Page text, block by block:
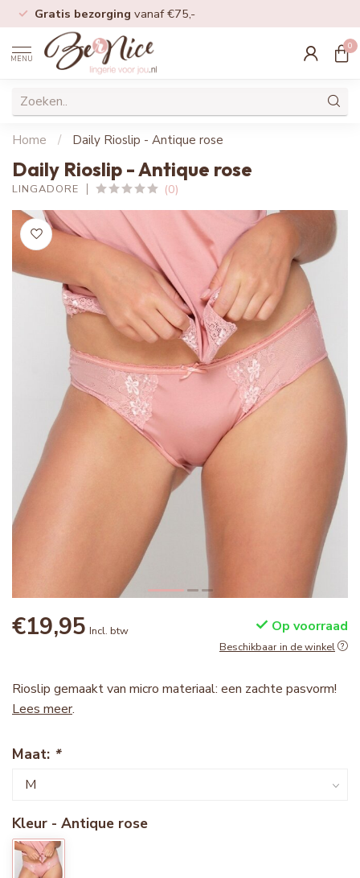
Gratis bezorging vanaf €75,-
MENU
0
Home / Daily Rioslip - Antique rose
Daily Rioslip - Antique rose
LINGADORE (0)
€19,95 Incl. btw Op voorraad
Beschikbaar in de winkel
Rioslip gemaakt van micro materiaal: een zachte pasvorm!
Lees meer.
Maat: *
Kleur - Antique rose